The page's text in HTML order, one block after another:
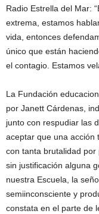
Radio Estrella del Mar:
extrema, estamos
vida, entonces
único que están
el contagio. Estamos
La Fundación
por Janett Cárdenas,
junto con respudiar las
aceptar que una acción
con tanta brutalidad por
sin justificación alguna
nuestra Escuela, la
semiinconsciente y
constata en el parte de